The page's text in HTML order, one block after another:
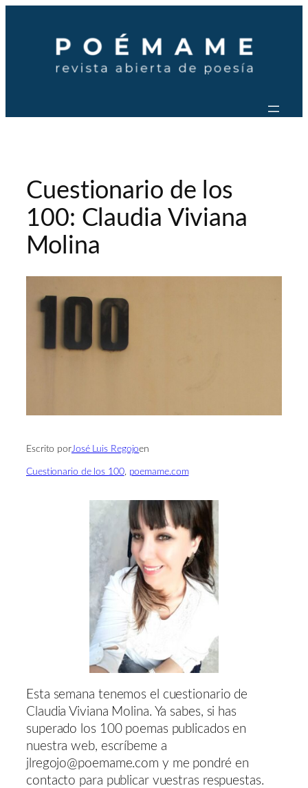
contenido
Cuestionario de los
100: Claudia Viviana
Molina
Escrito porJosé Luis Regojoen
Cuestionario de los 100, poemame.com
Esta semana tenemos el cuestionario de
Claudia Viviana Molina. Ya sabes, si has
superado los 100 poemas publicados en
nuestra web, escríbeme a
jlregojo@poemame.com y me pondré en
contacto para publicar vuestras respuestas.